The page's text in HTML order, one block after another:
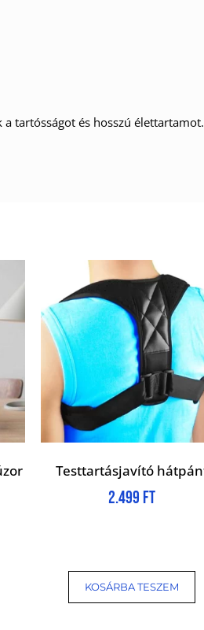
tartósságot és hosszú élettartamot.
Testtartásjavító
2.499 Ft
KOSÁRBA TESZEM